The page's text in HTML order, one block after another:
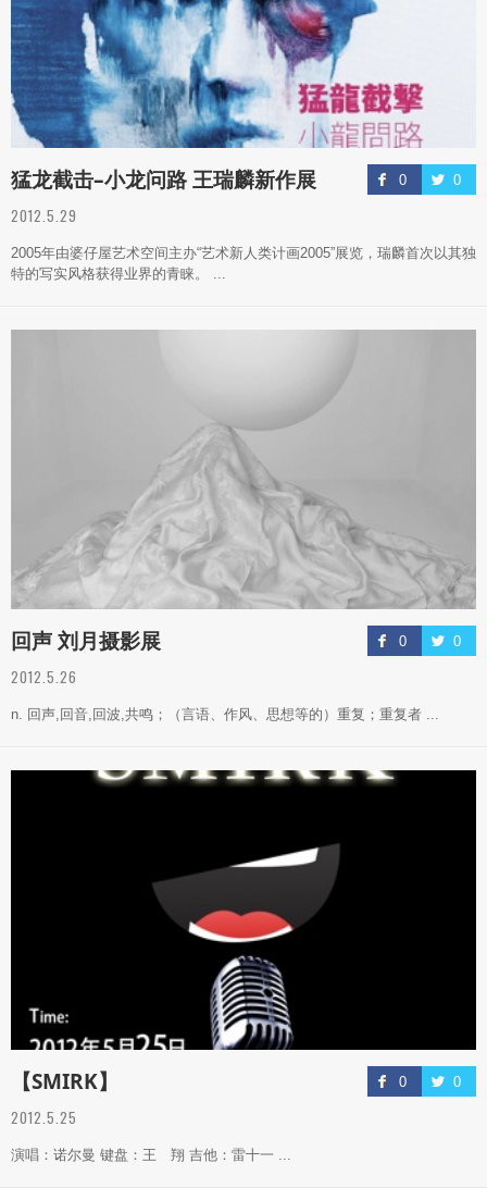
0 0
猛龙截击–小龙问路 王瑞麟新作展
2012.5.29
2005年由婆仔屋艺术空间主办“艺术新人类计画2005”展览，瑞麟首次以其独
特的写实风格获得业界的青睐。 ...
0 0
回声 刘月摄影展
2012.5.26
n. 回声,回音,回波,共鸣；（言语、作风、思想等的）重复；重复者 ...
0 0
【SMIRK】
2012.5.25
演唱：诺尔曼 键盘：王 翔 吉他：雷十一 ...